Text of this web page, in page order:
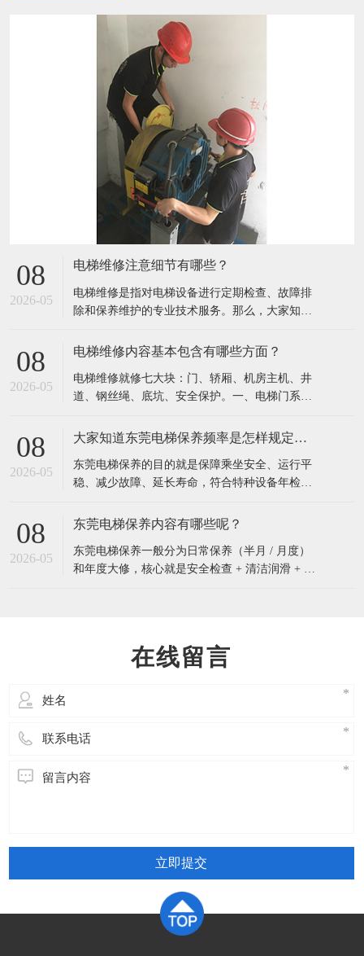
08
2026-05
电梯维修注意细节有哪些？
电梯维修是指对电梯设备进行定期检查、故障排
除和保养维护的专业技术服务。​那么，大家知道
何维修、维保先打检修、挂警示牌，再作业，防
回路；必须短接调试时，专人看守、完工立刻拆
除。上轿顶、进底坑必须先确认轿厢位置，先打
08
2026-05
电梯维修内容基本包含有哪些方面？
电梯维修就修七大块：门、轿厢、机房主机、井
道、钢丝绳、底坑、安全保护。​一、电梯门系统
锁、电门锁触点检修更换门机电机、皮带、控制
变形调整、门滑块、地坎清理保养二、轿厢与操
控系统内外按键、显示屏、楼层灯维修更换轿厢
08
2026-05
大家知道东莞电梯保养频率是怎样规定吗？
东莞电梯保养的目的就是保障乘坐安全、运行平
稳、减少故障、延长寿命，符合特种设备年检要
道电梯保养的频率是怎样规定的吗？按国家《特
保养规则》的硬性规定：一、法定最低频率（必
须遵守）常规电梯（住宅、写字楼等）：每
08
2026-05
东莞电梯保养内容有哪些呢？
东莞电梯保养一般分为日常保养（半月 / 月度）
和年度大修，核心就是安全检查 + 清洁润滑 + 调
是否灵活、封记完好检查钢丝绳：磨损
在线留言
立即提交